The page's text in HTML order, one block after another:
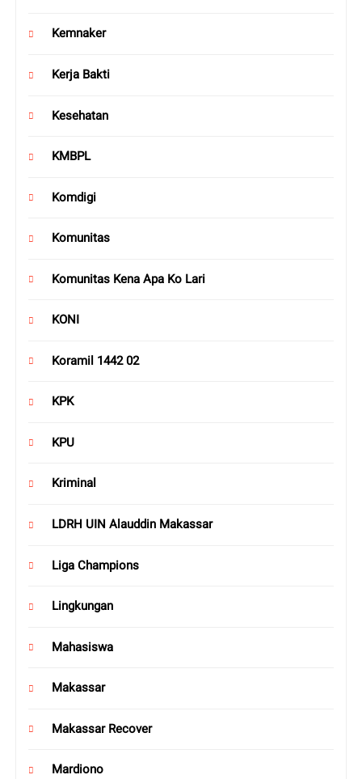
Kemnaker
Kerja Bakti
Kesehatan
KMBPL
Komdigi
Komunitas
Komunitas Kena Apa Ko Lari
KONI
Koramil 1442 02
KPK
KPU
Kriminal
LDRH UIN Alauddin Makassar
Liga Champions
Lingkungan
Mahasiswa
Makassar
Makassar Recover
Mardiono